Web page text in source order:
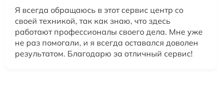
Я всегда обращаюсь в этот сервис центр со
своей техникой, так как знаю, что здесь
работают профессионалы своего дела. Мне уже
не раз помогали, и я всегда оставался доволен
результатом. Благодарю за отличный сервис!